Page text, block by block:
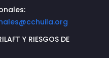
Y RIESGOS DE